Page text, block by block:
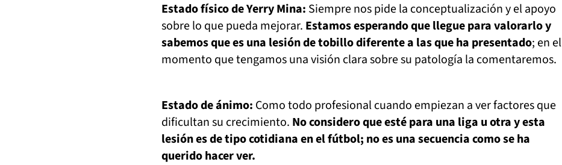
Estado físico de Yerry Mina: Siempre nos pide la conceptualización y el apoyo
sobre lo que pueda mejorar. Estamos esperando que llegue para valorarlo y
sabemos que es una lesión de tobillo diferente a las que ha presentado; en el
momento que tengamos una visión clara sobre su patología la comentaremos.
Estado de ánimo: Como todo profesional cuando empiezan a ver factores que
dificultan su crecimiento. No considero que esté para una liga u otra y esta
lesión es de tipo cotidiana en el fútbol; no es una secuencia como se ha
querido hacer ver.